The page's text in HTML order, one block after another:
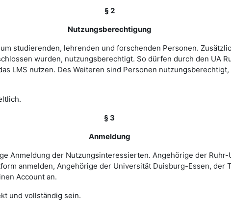
§ 2
Nutzungsberechtigung
studierenden, lehrenden und forschenden Personen.
wurden, nutzungsberechtigt. So dürfen durch den UA
LMS nutzen. Des Weiteren sind Personen
§ 3
Anmeldung
Anmeldung der Nutzungsinteressierten. Angehörige der
anmelden, Angehörige der Universität Duisburg-Essen,
Account an.
und vollständig sein.